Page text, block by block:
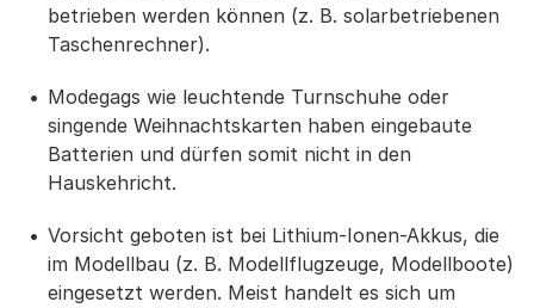
betrieben werden können (z. B. solarbetriebenen
Taschenrechner).
Modegags wie leuchtende Turnschuhe oder
singende Weihnachtskarten haben eingebaute
Batterien und dürfen somit nicht in den
Hauskehricht.
Vorsicht geboten ist bei Lithium-Ionen-Akkus, die
im Modellbau (z. B. Modellflugzeuge, Modellboote)
eingesetzt werden. Meist handelt es sich um